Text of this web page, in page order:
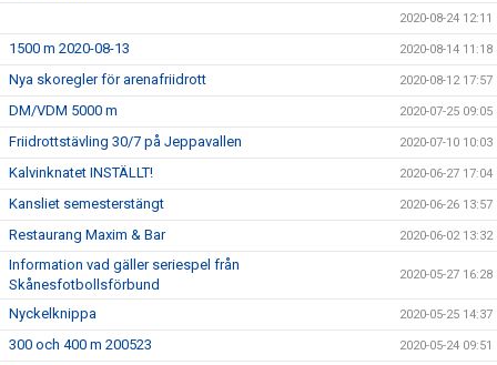
2020-08-24 12:11
1500 m 2020-08-13 2020-08-14 11:18
Nya skoregler för arenafriidrott 2020-08-12 17:57
DM/VDM 5000 m 2020-07-25 09:05
Friidrottstävling 30/7 på Jeppavallen 2020-07-10 10:03
Kalvinknatet INSTÄLLT! 2020-06-27 17:04
Kansliet semesterstängt 2020-06-26 13:57
Restaurang Maxim & Bar 2020-06-02 13:32
Information vad gäller seriespel från
Skånesfotbollsförbund
2020-05-27 16:28
Nyckelknippa 2020-05-25 14:37
300 och 400 m 200523 2020-05-24 09:51